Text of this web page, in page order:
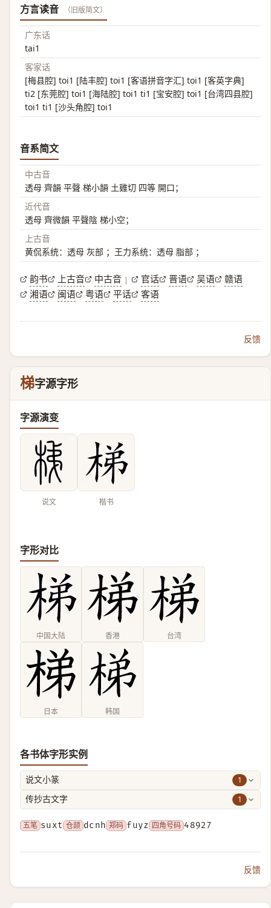
方言读音 （旧版简文）
广东话
tai1
客家话
[梅县腔] toi1 [陆丰腔] toi1 [客语拼音字汇] toi1 [客英字典]
ti2 [东莞腔] toi1 [海陆腔] toi1 ti1 [宝安腔] toi1 [台湾四县腔]
toi1 ti1 [沙头角腔] toi1
音系简文
中古音
透母 齊韻 平聲 梯小韻 土雞切 四等 開口；
近代音
透母 齊微韻 平聲陰 梯小空；
上古音
黄侃系统：透母 灰部 ；王力系统：透母 脂部 ；
韵书 上古音 中古音 | 官话 晋语 吴语
赣语
湘语
闽语 粤语 平话 客语
反馈
梯字源字形
字源演变
说文 楷书
字形对比
中国大陆 香港 台湾
日本 韩国
各书体字形实例
说文小篆 1
传抄古文字 1
五笔 suxt 仓颉 dcnh 郑码 fuyz 四角号码 48927
反馈